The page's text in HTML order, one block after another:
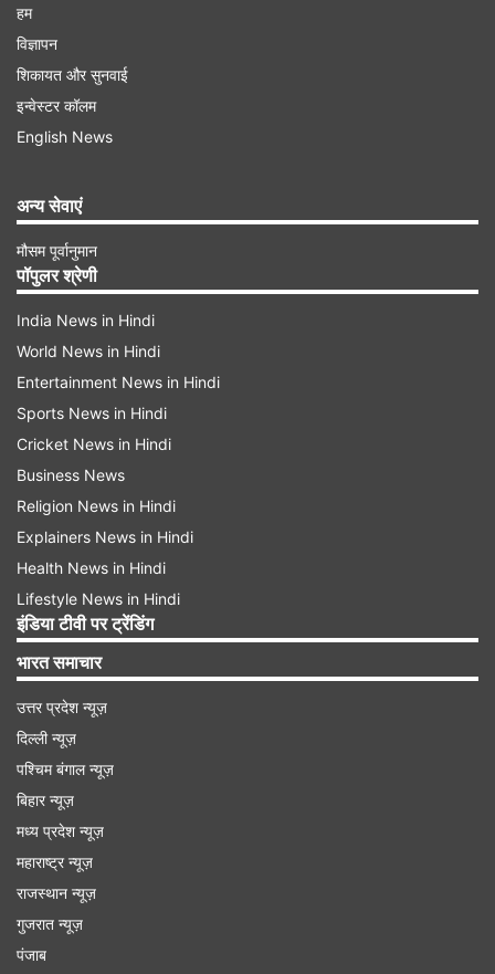
हम
विज्ञापन
शिकायत और सुनवाई
इन्वेस्टर कॉलम
English News
अन्य सेवाएं
मौसम पूर्वानुमान
पॉपुलर श्रेणी
India News in Hindi
World News in Hindi
Entertainment News in Hindi
Sports News in Hindi
Cricket News in Hindi
Business News
Religion News in Hindi
Explainers News in Hindi
Health News in Hindi
Lifestyle News in Hindi
इंडिया टीवी पर ट्रेंडिंग
भारत समाचार
उत्तर प्रदेश न्यूज़
दिल्ली न्यूज़
पश्चिम बंगाल न्यूज़
बिहार न्यूज़
मध्य प्रदेश न्यूज़
महाराष्ट्र न्यूज़
राजस्थान न्यूज़
गुजरात न्यूज़
पंजाब